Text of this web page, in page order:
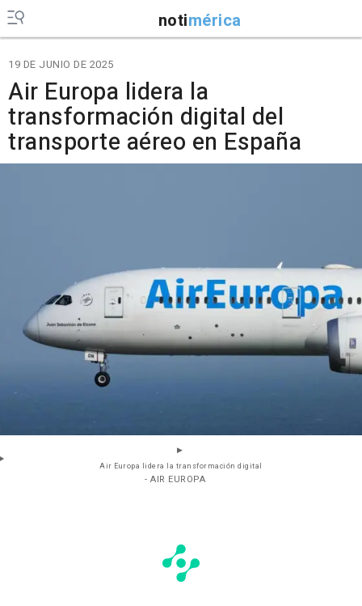
notimérica
19 DE JUNIO DE 2025
Air Europa lidera la
transformación digital del
transporte aéreo en España
Air Europa lidera la transformación digital
- AIR EUROPA